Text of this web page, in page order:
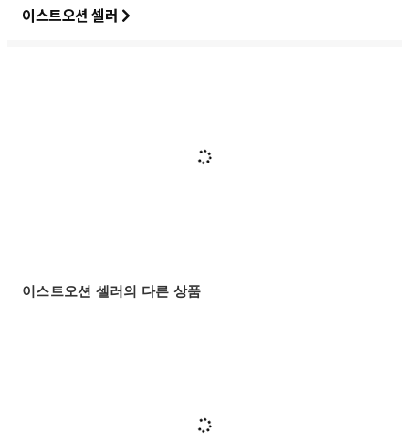
이스트오션 셀러
이스트오션 셀러의 다른 상품